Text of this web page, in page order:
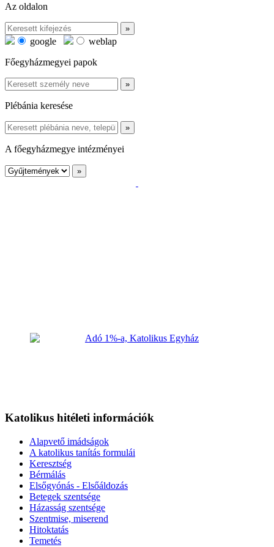
Az oldalon
google
weblap
Főegyházmegyei papok
Plébánia keresése
A főegyházmegye intézményei
Katolikus hitéleti információk
Alapvető imádságok
A katolikus tanítás formulái
Keresztség
Bérmálás
Elsőgyónás - Elsőáldozás
Betegek szentsége
Házasság szentsége
Szentmise, miserend
Hitoktatás
Temetés